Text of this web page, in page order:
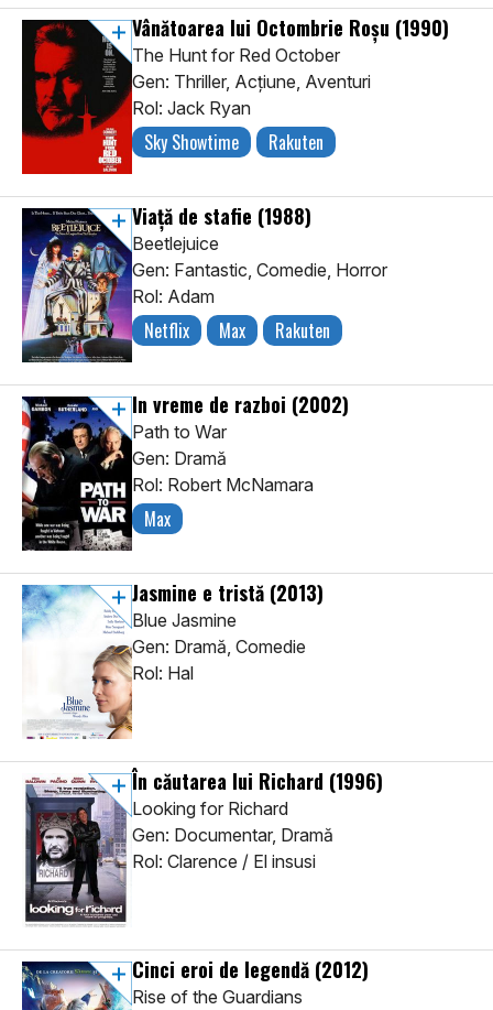
Vânătoarea lui Octombrie Roșu (1990)
The Hunt for Red October
Gen: Thriller, Acţiune, Aventuri
Rol: Jack Ryan
Sky Showtime Rakuten
Viață de stafie (1988)
Beetlejuice
Gen: Fantastic, Comedie, Horror
Rol: Adam
Netflix Max Rakuten
In vreme de razboi (2002)
Path to War
Gen: Dramă
Rol: Robert McNamara
Max
Jasmine e tristă (2013)
Blue Jasmine
Gen: Dramă, Comedie
Rol: Hal
În căutarea lui Richard (1996)
Looking for Richard
Gen: Documentar, Dramă
Rol: Clarence / El insusi
Cinci eroi de legendă (2012)
Rise of the Guardians